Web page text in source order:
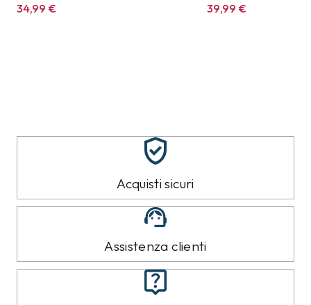
34,99€
39,99€
Acquisti sicuri
Assistenza clienti